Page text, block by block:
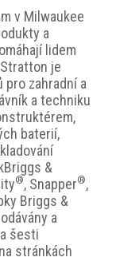
v Milwaukee
a
lidem
je
zahradní a
a techniku
baterií,
Briggs &
®, Snapper®,
Briggs &
a
šesti
stránkách